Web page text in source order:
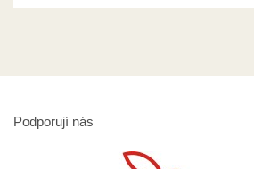
Podporují nás